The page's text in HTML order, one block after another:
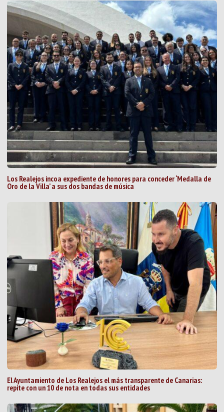
Los Realejos incoa expediente de honores para conceder ‘Medalla de
Oro de la Villa’ a sus dos bandas de música
El Ayuntamiento de Los Realejos el más transparente de Canarias:
repite con un 10 de nota en todas sus entidades